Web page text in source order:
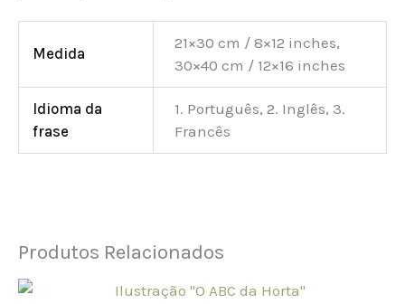
Medida
21×30 cm / 8×12 inches,
30×40 cm / 12×16 inches
Idioma da
frase
1. Português, 2. Inglês, 3.
Francês
Produtos Relacionados
Price
This